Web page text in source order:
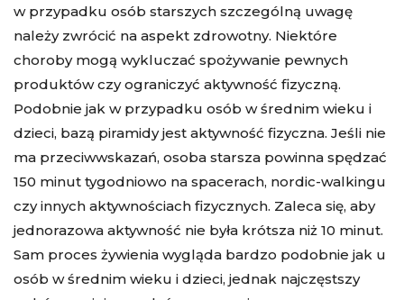
w przypadku osób starszych szczególną uwagę
należy zwrócić na aspekt zdrowotny. Niektóre
choroby mogą wykluczać spożywanie pewnych
produktów czy ograniczyć aktywność fizyczną.
Podobnie jak w przypadku osób w średnim wieku i
dzieci, bazą piramidy jest aktywność fizyczna. Jeśli nie
ma przeciwwskazań, osoba starsza powinna spędzać
150 minut tygodniowo na spacerach, nordic-walkingu
czy innych aktywnościach fizycznych. Zaleca się, aby
jednorazowa aktywność nie była krótsza niż 10 minut.
Sam proces żywienia wygląda bardzo podobnie jak u
osób w średnim wieku i dzieci, jednak najczęstszy